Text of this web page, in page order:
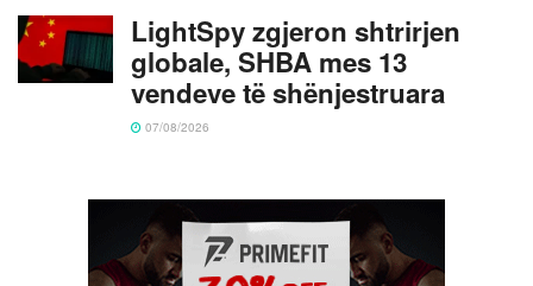
LightSpy zgjeron shtrirjen
globale, SHBA mes 13
vendeve të shënjestruara
07/08/2026